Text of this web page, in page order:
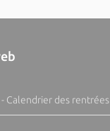
Calendrier des rentrées